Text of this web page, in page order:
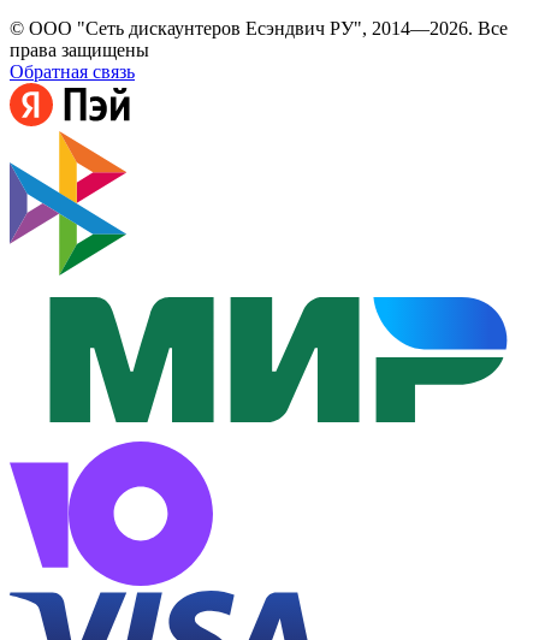
© ООО "Сеть дискаунтеров Есэндвич РУ", 2014—2026. Все
права защищены
Обратная связь